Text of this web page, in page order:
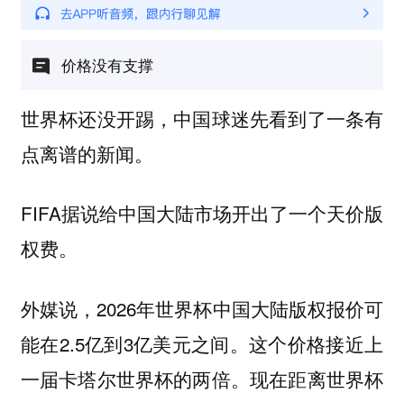
价格没有支撑
世界杯还没开踢，中国球迷先看到了一条有
点离谱的新闻。
FIFA据说给中国大陆市场开出了一个天价版
权费。
外媒说，2026年世界杯中国大陆版权报价可
能在2.5亿到3亿美元之间。这个价格接近上
一届卡塔尔世界杯的两倍。现在距离世界杯